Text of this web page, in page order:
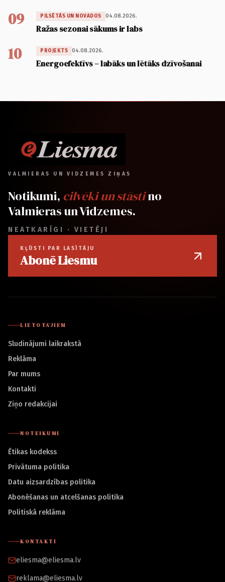
09 PILSĒTĀS UN NOVADOS 04.08.2026.
Ražas sezonai sākums ir labs
10 PROJEKTS 04.08.2026.
Energoefektīvs – labāks un lētāks dzīvošanai
VALMIERAS UN VIDZEMES ZIŅAS
Notikumi, cilvēki un stāstino
Valmieras un Vidzemes.
NEATKARĪGI · VIETĒJI
KĻŪSTI PAR LASĪTĀJU
Abonē Liesmu
LIETOTĀJIEM
Sludinājumi laikrakstā
Reklāma
Par mums
Kontakti
Ziņo redakcijai
NOTEIKUMI
Ētikas kodekss
Privātuma politika
Datu aizsardzības politika
Abonēšanas un atcelšanas politika
Politiskā reklāma
KONTAKTI
eliesma@eliesma.lv
reklama@eliesma.lv